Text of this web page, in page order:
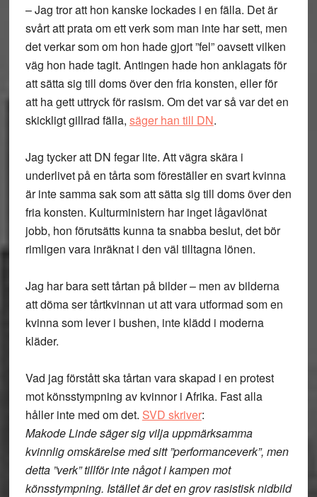
– Jag tror att hon kanske lockades i en fälla. Det är
svårt att prata om ett verk som man inte har sett, men
det verkar som om hon hade gjort ”fel” oavsett vilken
väg hon hade tagit. Antingen hade hon anklagats för
att sätta sig till doms över den fria konsten, eller för
att ha gett uttryck för rasism. Om det var så var det en
skickligt gillrad fälla, säger han till DN.
Jag tycker att DN fegar lite. Att vägra skära i
underlivet på en tårta som föreställer en svart kvinna
är inte samma sak som att sätta sig till doms över den
fria konsten. Kulturministern har inget lågavlönat
jobb, hon förutsätts kunna ta snabba beslut, det bör
rimligen vara inräknat i den väl tilltagna lönen.
Jag har bara sett tårtan på bilder – men av bilderna
att döma ser tårtkvinnan ut att vara utformad som en
kvinna som lever i bushen, inte klädd i moderna
kläder.
Vad jag förstått ska tårtan vara skapad i en protest
mot könsstympning av kvinnor i Afrika. Fast alla
håller inte med om det. SVD skriver:
Makode Linde säger sig vilja uppmärksamma
kvinnlig omskärelse med sitt ”performanceverk”, men
detta ”verk” tillför inte något i kampen mot
könsstympning. Istället är det en grov rasistisk nidbild